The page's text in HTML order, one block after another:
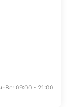
Вс: 09:00 - 21:00